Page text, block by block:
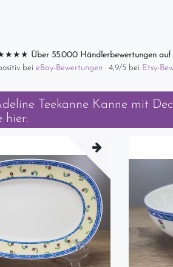
Über 55.000 Händlerbewertungen
bei eBay-Bewertungen · 4,9/5 bei Etsy-
Teekanne Kanne mit
hier: